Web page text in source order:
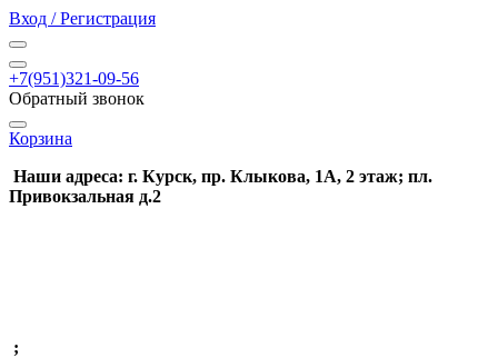
Вход / Регистрация
+7(951)321-09-56
Обратный звонок
Корзина
Наши адреса: г. Курск, пр. Клыкова, 1А, 2 этаж; пл.
Привокзальная д.2
;